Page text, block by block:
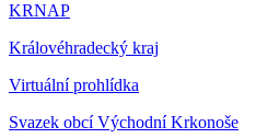
KRNAP
Královéhradecký kraj
Virtuální prohlídka
Svazek obcí Východní Krkonoše